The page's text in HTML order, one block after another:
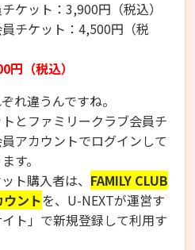
ケット：3,900円（税込）
チケット：4,500円（税
（税込）
れ違うんですね。
とファミリークラブ会員チ
アカウントでログインして
す。
ト購入者は、 FAMILY CLUB
ントを、U-NEXTが運営す
ト」で新規登録して利用す